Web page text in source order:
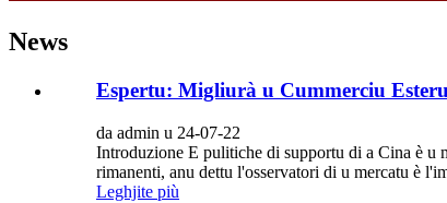
News
Espertu: Migliurà u Cummerciu
da admin u 24-07-22
Introduzione E pulitiche di supportu di a Cina è u
rimanenti, anu dettu l'osservatori di u mercatu è
Leghjite più